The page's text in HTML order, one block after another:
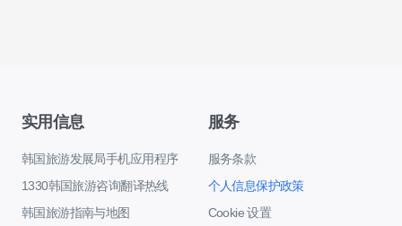
实用信息
韩国旅游发展局手机应用程序
1330韩国旅游咨询翻译热线
韩国旅游指南与地图
服务
服务条款
个人信息保护政策
Cookie 设置